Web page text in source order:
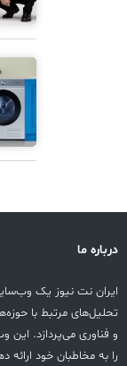
درباره ما
ایران نت نیوز یک
تحلیل‌های مرتبط با
و فناوری می‌پردازد.
را به مخاطبان خود ارائه